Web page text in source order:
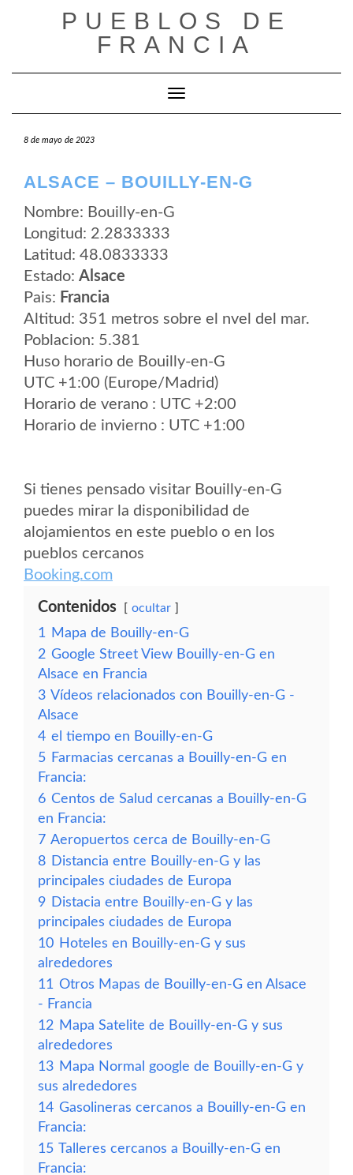
PUEBLOS DE
FRANCIA
Cambiar modo de navegación
8 de mayo de 2023
ALSACE – BOUILLY-EN-G
Nombre: Bouilly-en-G
Longitud: 2.2833333
Latitud: 48.0833333
Estado: Alsace
Pais: Francia
Altitud: 351 metros sobre el nvel del mar.
Poblacion: 5.381
Huso horario de Bouilly-en-G
UTC +1:00 (Europe/Madrid)
Horario de verano : UTC +2:00
Horario de invierno : UTC +1:00
Si tienes pensado visitar Bouilly-en-G
puedes mirar la disponibilidad de
alojamientos en este pueblo o en los
pueblos cercanos
Booking.com
Contenidos ocultar
1
Mapa de Bouilly-en-G
2 Google Street View Bouilly-en-G en
Alsace en Francia
3 Vídeos relacionados con Bouilly-en-G -
Alsace
4 el tiempo en Bouilly-en-G
5 Farmacias cercanas a Bouilly-en-G en
Francia:
6 Centos de Salud cercanas a Bouilly-en-G
en Francia:
7 Aeropuertos cerca de Bouilly-en-G
8 Distancia entre Bouilly-en-G y las
principales ciudades de Europa
9 Distacia entre Bouilly-en-G y las
principales ciudades de Europa
10 Hoteles en Bouilly-en-G y sus
alrededores
11 Otros Mapas de Bouilly-en-G en Alsace
- Francia
12 Mapa Satelite de Bouilly-en-G y sus
alrededores
13 Mapa Normal google de Bouilly-en-G y
sus alrededores
14 Gasolineras cercanos a Bouilly-en-G en
Francia:
15 Talleres cercanos a Bouilly-en-G en
Francia: